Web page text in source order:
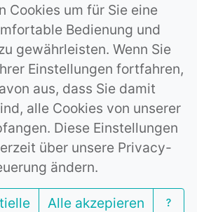
Cookies um für Sie eine
Bedienung und
gewährleisten. Wenn Sie
Einstellungen fortfahren,
aus, dass Sie damit
alle Cookies von unserer
Diese Einstellungen
über unsere Privacy-
ändern.
Alle akzepieren